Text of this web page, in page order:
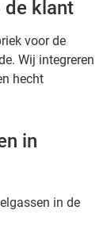
de klant
voor de
Wij integreren
hecht
in
in de